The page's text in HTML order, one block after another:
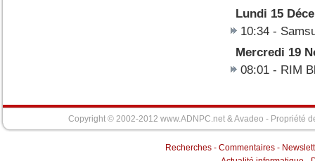
Lundi 15
10:34 -
Mercredi 19
08:01 - RIM
Copyright © 2002-2012 www.ADNPC.net &Avadeo - Propriété
Recherches - Commentaires -